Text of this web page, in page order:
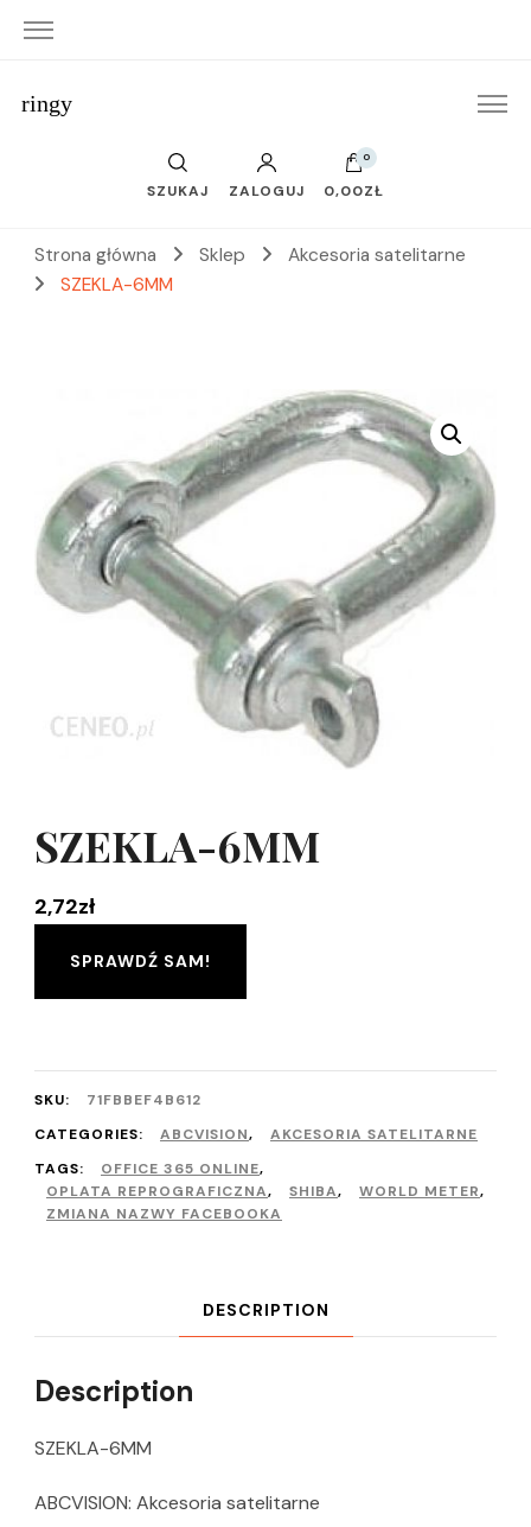
ringy
SZUKAJ ZALOGUJ
0
0,00ZŁ
Strona główna Sklep
Akcesoria satelitarne
SZEKLA-6MM
SZEKLA-6MM
2,72zł
SPRAWDŹ SAM!
SKU:
71FBBEF4B612
CATEGORIES:
ABCVISION,
AKCESORIA SATELITARNE
TAGS:
OFFICE 365 ONLINE,
OPLATA REPROGRAFICZNA, SHIBA, WORLD METER,
ZMIANA NAZWY FACEBOOKA
DESCRIPTION
Description
SZEKLA-6MM
ABCVISION: Akcesoria satelitarne